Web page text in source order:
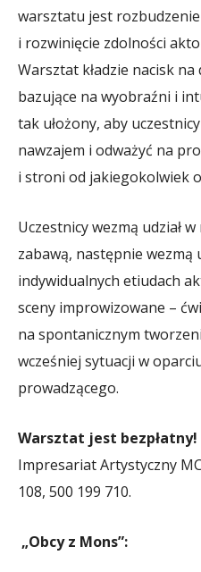
warsztatu jest
i rozwinięcie zdolności
Warsztat kładzie nacisk na
bazujące na wyobraźni i
tak ułożony, aby
nawzajem i odważyć na
i stroni od jakiegokolwiek
Uczestnicy wezmą udział
zabawą, następnie wezmą
indywidualnych etiudach
sceny improwizowane –
na spontanicznym
wcześniej sytuacji w
prowadzącego.
Warsztat jest bezpłatny!
Impresariat Artystyczny
108, 500 199 710.
„Obcy z Mons”: